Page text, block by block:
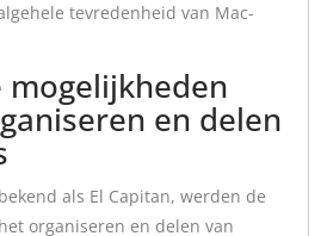
tevredenheid van Mac-
en delen
als El Capitan, werden de
organiseren en delen van